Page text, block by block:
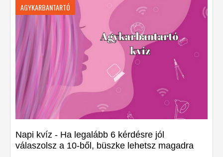
AGYKARBANTARTÓ
Napi kvíz - Ha legalább 6 kérdésre jól
válaszolsz a 10-ből, büszke lehetsz magadra